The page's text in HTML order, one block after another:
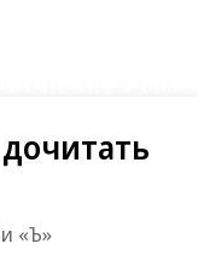
какую-то
7,6 млн по
«Ъ»